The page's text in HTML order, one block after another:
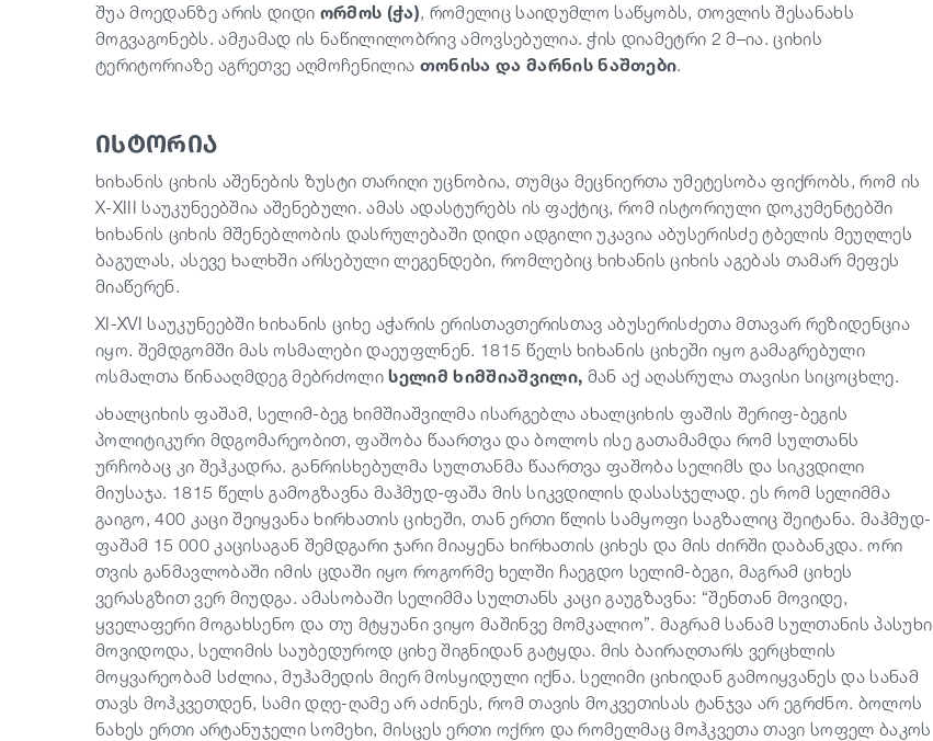
შუა მოედანზე არის დიდი ორმოს (ჭა), რომელიც საიდუმლო საწყობს, თოვლის შესანახს
მოგვაგონებს. ამჟამად ის ნაწილილობრივ ამოვსებულია. ჭის დიამეტრი 2 მ–ია. ციხის
ტერიტორიაზე აგრეთვე აღმოჩენილია თონისა და მარნის ნაშთები.
ისტორია
ხიხანის ციხის აშენების ზუსტი თარიღი უცნობია, თუმცა მეცნიერთა უმეტესობა ფიქრობს, რომ ის
X-XIII საუკუნეებშია აშენებული. ამას ადასტურებს ის ფაქტიც, რომ ისტორიული დოკუმენტებში
ხიხანის ციხის მშენებლობის დასრულებაში დიდი ადგილი უკავია აბუსერისძე ტბელის მეუღლეს
ბაგულას, ასევე ხალხში არსებული ლეგენდები, რომლებიც ხიხანის ციხის აგებას თამარ მეფეს
მიაწერენ.
XI-XVI საუკუნეებში ხიხანის ციხე აჭარის ერისთავთერისთავ აბუსერისძეთა მთავარ რეზიდენცია
იყო. შემდგომში მას ოსმალები დაეუფლნენ. 1815 წელს ხიხანის ციხეში იყო გამაგრებული
ოსმალთა წინააღმდეგ მებრძოლისელიმ ხიმშიაშვილი, მან აქ აღასრულა თავისი სიცოცხლე.
ახალციხის ფაშამ, სელიმ-ბეგ ხიმშიაშვილმა ისარგებლა ახალციხის ფაშის შერიფ-ბეგის
პოლიტიკური მდგომარეობით, ფაშობა წაართვა და ბოლოს ისე გათამამდა რომ სულთანს
ურჩობაც კი შეჰკადრა. განრისხებულმა სულთანმა წაართვა ფაშობა სელიმს და სიკვდილი
მიუსაჯა. 1815 წელს გამოგზავნა მაჰმუდ-ფაშა მის სიკვდილის დასასჯელად. ეს რომ სელიმმა
გაიგო, 400 კაცი შეიყვანა ხირხათის ციხეში, თან ერთი წლის სამყოფი საგზალიც შეიტანა. მაჰმუდ-
ფაშამ 15 000 კაცისაგან შემდგარი ჯარი მიაყენა ხირხათის ციხეს და მის ძირში დაბანკდა. ორი
თვის განმავლობაში იმის ცდაში იყო როგორმე ხელში ჩაეგდო სელიმ-ბეგი, მაგრამ ციხეს
ვერასგზით ვერ მიუდგა. ამასობაში სელიმმა სულთანს კაცი გაუგზავნა: “შენთან მოვიდე,
ყველაფერი მოგახსენო და თუ მტყუანი ვიყო მაშინვე მომკალიო”. მაგრამ სანამ სულთანის პასუხი
მოვიდოდა, სელიმის საუბედუროდ ციხე შიგნიდან გატყდა. მის ბაირაღთარს ვერცხლის
მოყვარეობამ სძლია, მუჰამედის მიერ მოსყიდული იქნა. სელიმი ციხიდან გამოიყვანეს და სანამ
თავს მოჰკვეთდენ, სამი დღე-ღამე არ აძინეს, რომ თავის მოკვეთისას ტანჯვა არ ეგრძნო. ბოლოს
ნახეს ერთი არტანუჯელი სომეხი, მისცეს ერთი ოქრო და რომელმაც მოჰკვეთა თავი სოფელ ბაკოს